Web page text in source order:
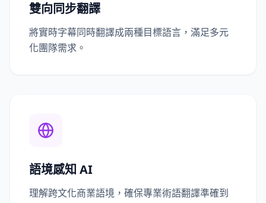
雙向同步翻譯
將實時字幕同時翻譯成兩種目標語言，滿足多元
化團隊需求。
語境感知 AI
理解跨文化商業語境，確保專業術語翻譯準確到